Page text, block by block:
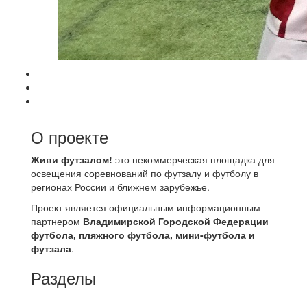
О проекте
Живи футзалом! это некоммерческая площадка для
освещения соревнований по футзалу и футболу в
регионах России и ближнем зарубежье.
Проект является официальным информационным
партнером Владимирской Городской Федерации
футбола, пляжного футбола, мини-футбола и
футзала.
Разделы